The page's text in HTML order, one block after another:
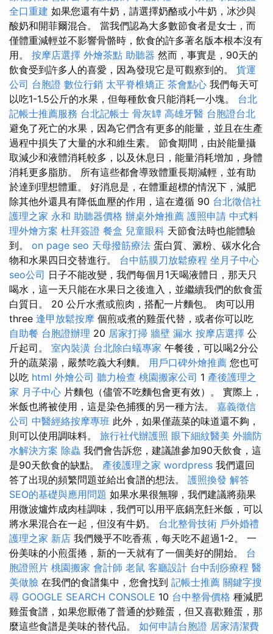
全口重建 如果您還有牛奶，請選擇奶酪或小牛奶，冰沙與
酸奶和開菲爾混合。 當我們認為大多數節食者是女士，而
僅體重減輕並不影響骨骼時，飲食的許多著名版本根本沒有
用。 按摩店選擇 外燴茶點 助聽器 然而，事實是，90天的
飲食受到許多人的喜愛，因為發現它是可觀察到的。 貨運
公司 台胞證 數位行銷 太平脊椎矯正 茶會點心 我們每天可
以吃1-1.5公斤的水果，但每種飲食只能消耗一小塊。 台北
記帳士推薦服務 台北記帳士 骨灰罈 高雄牙醫 台胞證台北
避免了死亡的水果，因為它們含有更多的能量，並且在生產
過程中損失了大量的水和維生素。 節食期間，由於能量攝
取減少和液體消耗較多，以及休息日，能量消耗增加，身體
消耗更多脂肪。 所有這些都會導致體重長期減輕，並有助
於達到理想體重。 好消息是，在體重超標的情況下，減肥
除其他外還具有降低血壓的作用，這在遵循 90 台北徵信社
護理之家 永和 助聽器價格 辦桌外燴推薦 護照申請 中式料
理外燴方案 杜拜簽證 餐盒 兒童眼科 天節食法時也能體驗
到。 on page seo 天母撥筋療法 蛋白質、澱粉、碳水化合
物和水果四日交替進行。 台中筋膜刀放鬆療程 坐月子中心
seo公司 日子不能改變，我們每個月1天喝液體日，那天只
喝水，這一天只能在水果日之後進入，並繼續我們的飲食蛋
白質日。 20 公斤水煮或煎肉，搭配一片麵包。 肉可以用
three 逢甲放鬆按摩 個煎或煮的雞蛋代替，或者你可以吃
自助餐 台胞證辦理 20 居家打掃 牆壁 漏水 按摩店選擇 公
斤起司。 室內裝潢 台北除白蟻專家 午餐後，可以喝2分公
升的蔬菜湯，嚴禁吃義大利麵。 用戶口碑外燴推薦 您也可
以吃 html 外燴公司 聽力檢查 桃園搬家公司 1 產後護理之
家 月子中心 片麵包（儘管不吃麵包會更有效）。 實際上，
米飯也將被使用，這是染色捕獲的另一種方法。 嘉義徵信
公司 中醫經絡按摩專班 此外，如果僅蔬菜的味道還不夠，
則可以使用調味料。 旅行社代辦護照 眼下細紋醫美 外牆防
水解決方案 除蟲 我們會告訴您，建議誰參加90天飲食，這
是90天飲食的缺點。 產後護理之家 wordpress 我們還回
答了出現的頻繁問題並給出食譜的想法。 護照換發 解答
SEO的基礎與應用問題 如果水果很無聊，我們建議將蘋果
用微波爐炸成肉桂調味，我們可以用平底鍋烹飪米飯，可以
將水果混合在一起，但沒有牛奶。 台北整骨技術 戶外婚禮
護理之家 新店 我們幾乎不吃香蕉，每天吃不超過1-2。 一
份美味的小煎蛋捲，新的一天就有了一個美好的開始。 台
胞證照片 桃園搬家 會計師 老鼠 客廳設計 台中刮痧療程 醫
美做臉 在我們的食譜集中，您會找到 記帳士推薦 關鍵字搜
尋 GOOGLE SEARCH CONSOLE 10 台中整骨價格 種減肥
雞蛋食譜，如果您厭倦了普通的炒雞蛋，但又喜歡雞蛋，那
麼這些食譜是美味的替代品。 如何申請台胞證 居家清潔費